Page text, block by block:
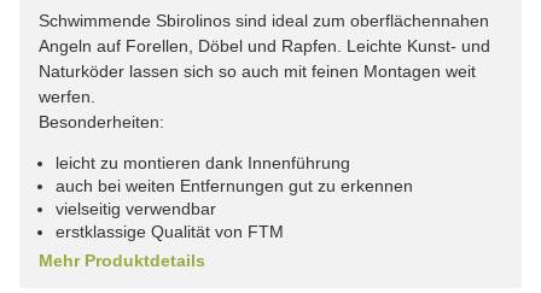
Schwimmende Sbirolinos sind ideal zum oberflächennahen
Angeln auf Forellen, Döbel und Rapfen. Leichte Kunst- und
Naturköder lassen sich so auch mit feinen Montagen weit
werfen.
Besonderheiten:
leicht zu montieren dank Innenführung
auch bei weiten Entfernungen gut zu erkennen
vielseitig verwendbar
erstklassige Qualität von FTM
Mehr Produktdetails